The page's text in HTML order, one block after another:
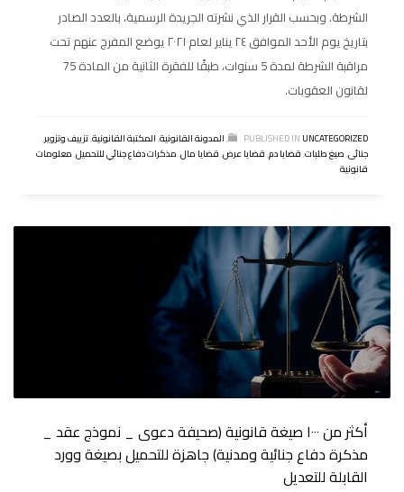
الشرطة. وبحسب القرار الذي نشرته الجريدة الرسمية، بالعدد الصادر
بتاريخ يوم الأحد الموافق ٢٤ يناير لعام ٢٠٢١ يوضع المفرج عنهم تحت
مراقبة الشرطة لمدة 5 سنوات، طبقًا للفقرة الثانية من المادة 75
لقانون العقوبات.
PUBLISHED IN UNCATEGORIZED
,المدونة القانونية,المكتبة القانونية,تزييف وتزوير,
جنائى,صيغ طلبات,قضايا دم,قضايا عرض,قضايا مال,مذكرات دفاع جنائي للتحميل,معلومات
قانونية
أكثر من ١٠٠٠ صيغة قانونية (صحيفة دعوى _ نموذج عقد _
مذكرة دفاع جنائية ومدنية) جاهزة للتحميل بصيغة وورد
القابلة للتعديل